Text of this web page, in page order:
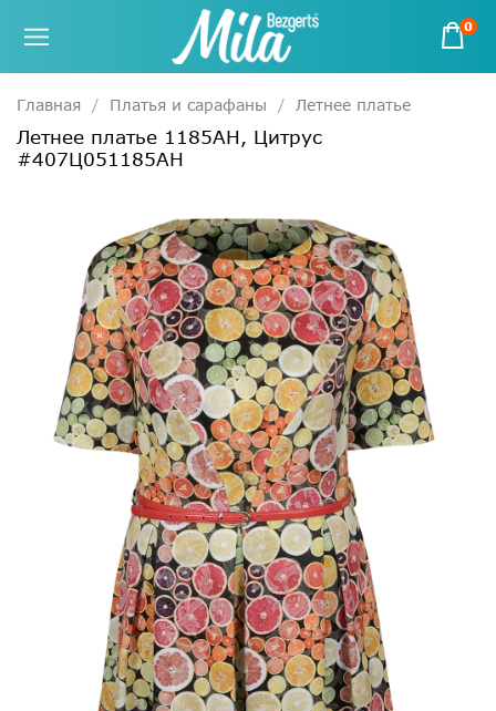
0
Главная Платья и сарафаны Летнее платье
Летнее платье 1185АН, Цитрус
#407Ц051185АН